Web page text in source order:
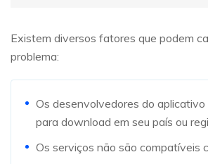
Existem diversos fatores que podem
problema:
Os desenvolvedores do aplicativo
para download em seu país ou
Os serviços não são compatíveis